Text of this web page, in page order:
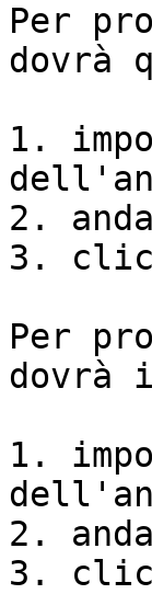
Per
dovrà
1.
2.
3.
Per
dovrà
1.
2.
3.